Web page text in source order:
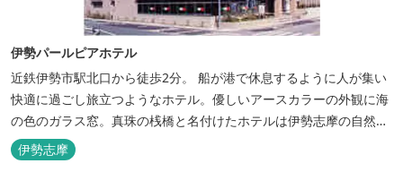
伊勢パールピアホテル
近鉄伊勢市駅北口から徒歩2分。 船が港で休息するように人が集い
快適に過ごし旅立つようなホテル。優しいアースカラーの外観に海
の色のガラス窓。真珠の桟橋と名付けたホテルは伊勢志摩の自然保
護への思いか省エネルギーへの工夫と設備を備えています。 和食・
イタリアンレストランがございます。 また、宿泊のお客様は途中出
伊勢志摩